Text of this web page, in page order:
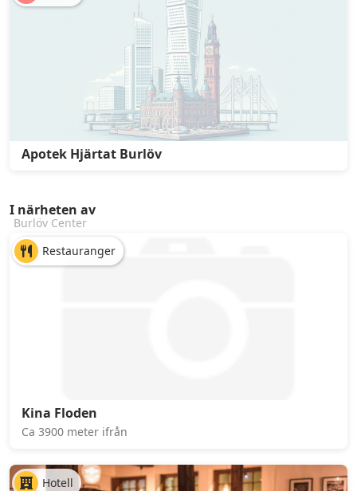
Apotek Hjärtat Burlöv
I närheten av
Burlöv Center
Restauranger
Kina Floden
Ca 3900 meter ifrån
Hotell